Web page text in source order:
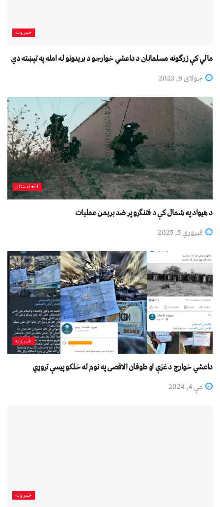
خبرونه
مالي کې زرګونه مسلمانان د داعشي خوارجو د بریدونو له امله په تېښته دي
جولای 9, 2023
افغانستان
د هیواد په شمال کې د فتنګرو پر ضد بریمن عملیات
فبروري 5, 2025
خبرونه
داعشي خوارج د غزې او طوفان الاقصی په نوم له خلکو پیسې تروړي
مې 4, 2024
خبرونه